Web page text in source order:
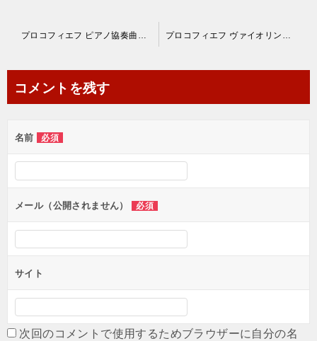
ビ
ー
ン
コメントを残す
名前 必須
メール（公開されません） 必須
サイト
次回のコメントで使用するためブラウザーに自分の名